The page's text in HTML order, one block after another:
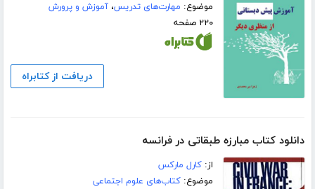
موضوع: مهارت‌های تدریس،آموزش و پرورش
۲۲۰ صفحه
دریافت از کتابراه
دانلود کتاب مبارزه طبقاتی در فرانسه
از:کارل مارکس
موضوع:کتاب‌های علوم اجتماعی